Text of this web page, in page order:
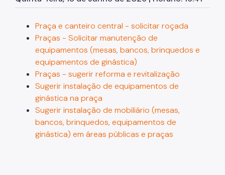
Zeladoria Urbana
Cata-Bagulho
Termo de Cooperação
Programa de Metas
Notícias
Praça e canteiro central - solicitar roçada
Praças - Solicitar manutenção de
equipamentos (mesas, bancos, brinquedos e
equipamentos de ginástica)
Praças - sugerir reforma e revitalização
Sugerir instalação de equipamentos de
ginástica na praça
Sugerir instalação de mobiliário (mesas,
bancos, brinquedos, equipamentos de
ginástica) em áreas públicas e praças